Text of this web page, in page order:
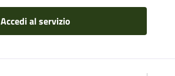
Accedi al servizio